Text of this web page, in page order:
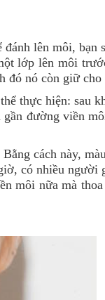
lên môi, bạn
lớp lên môi
đó nó còn giữ
thực hiện: sau
đường viền
cách này,
có nhiều người
môi nữa mà